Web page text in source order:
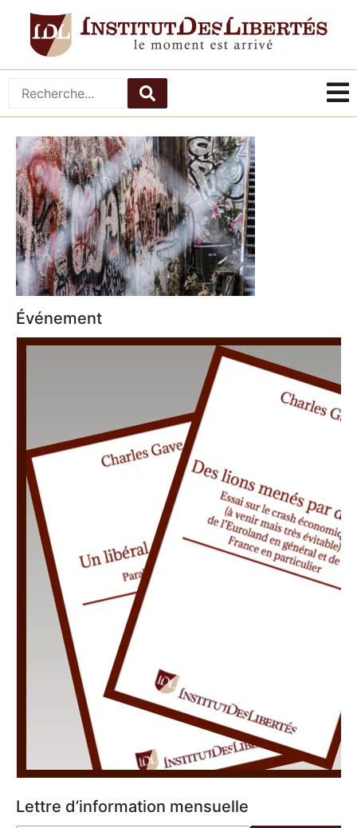
Événement
Lettre d’information mensuelle